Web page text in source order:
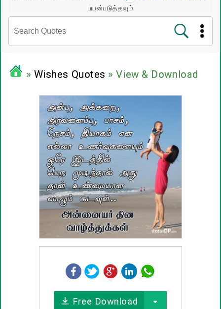
பயன்படுத்தவும்
பழமொழிகள்
ஊக்கம் / உத்வேக பொன்மொழிகள்
காதல் பொன்மொழிகள்
மகிழ்ச்சி பொன்மொழிகள்
பொதுவான பொன்மொழிகள்
» Wishes Quotes » View & Download
Free Download